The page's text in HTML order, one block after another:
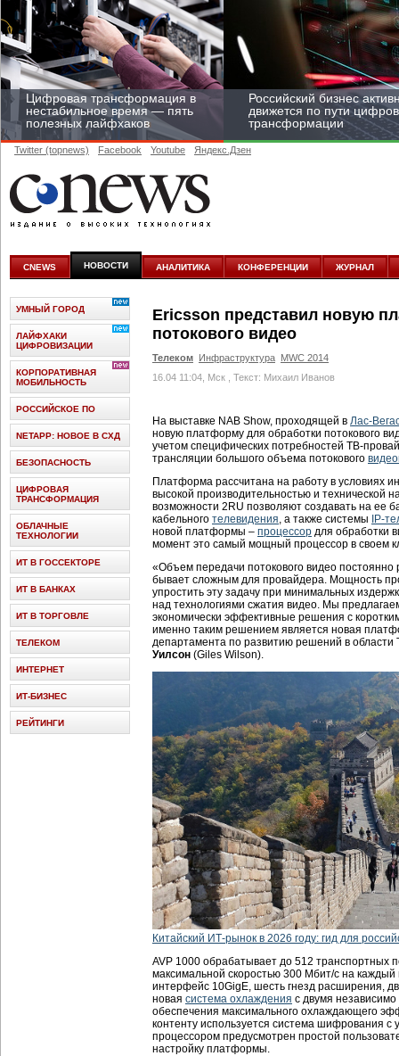
Цифровая трансформация в
нестабильное время — пять
полезных лайфхаков
Российский бизнес
движется по пути
трансформации
цифровизироваться со
скоростью крупных
корпораций
Twitter (topnews) Facebook Youtube Яндекс.Дзен
CNEWS НОВОСТИ АНАЛИТИКА КОНФЕРЕНЦИИ ЖУРНАЛ
Ericsson представил новую
потокового видео
Телеком Инфраструктура MWC 2014
16.04 11:04, Мск , Текст: Михаил Иванов
На выставке NAB Show, проходящей в Лас-
новую платформу для обработки потокового
учетом специфических потребностей ТВ-
трансляции большого объема потокового
Платформа рассчитана на работу в условиях
высокой производительностью и технической
возможности 2RU позволяют создавать на ее
кабельного телевидения, а также системы
IP-
новой платформы – процессор для обработки
момент это самый мощный процессор в своем
«Объем передачи потокового видео постоянно
бывает сложным для провайдера. Мощность
упростить эту задачу при минимальных
над технологиями сжатия видео. Мы
экономически эффективные решения с
именно таким решением является новая
департамента по развитию решений в
Уилсон (Giles Wilson).
Китайский ИТ-рынок в 2026 году: гид для
AVP 1000 обрабатывает до 512 транспортных
максимальной скоростью 300 Мбит/с на
интерфейс 10GigE, шесть гнезд расширения,
новая система охлаждения с двумя
обеспечения максимального охлаждающего
контенту используется система шифрования
процессором предусмотрен простой
настройку платформы.
УМНЫЙ ГОРОД
ЛАЙФХАКИ
ЦИФРОВИЗАЦИИ
КОРПОРАТИВНАЯ
МОБИЛЬНОСТЬ
РОССИЙСКОЕ ПО
NETAPP: НОВОЕ В СХД
БЕЗОПАСНОСТЬ
ЦИФРОВАЯ
ТРАНСФОРМАЦИЯ
ОБЛАЧНЫЕ
ТЕХНОЛОГИИ
ИТ В ГОССЕКТОРЕ
ИТ В БАНКАХ
ИТ В ТОРГОВЛЕ
ТЕЛЕКОМ
ИНТЕРНЕТ
ИТ-БИЗНЕС
РЕЙТИНГИ